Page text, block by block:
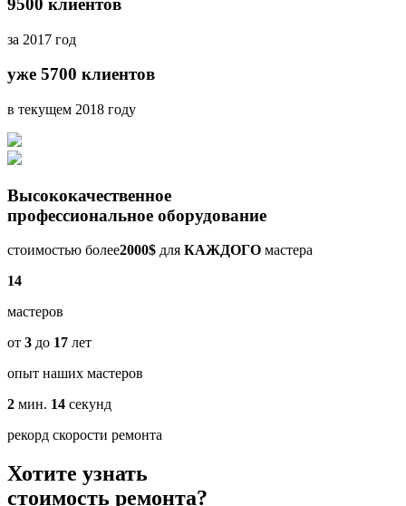
9500 клиентов
за 2017 год
уже 5700 клиентов
в текущем 2018 году
Высококачественное
профессиональное оборудование
стоимостью более2000$ для КАЖДОГО мастера
14
мастеров
от 3 до 17 лет
опыт наших мастеров
2 мин. 14 секунд
рекорд скорости ремонта
Хотите узнать
стоимость ремонта?